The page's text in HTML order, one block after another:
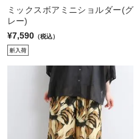
ミックスボアミニショルダー(グ
レー)
¥7,590 （税込）